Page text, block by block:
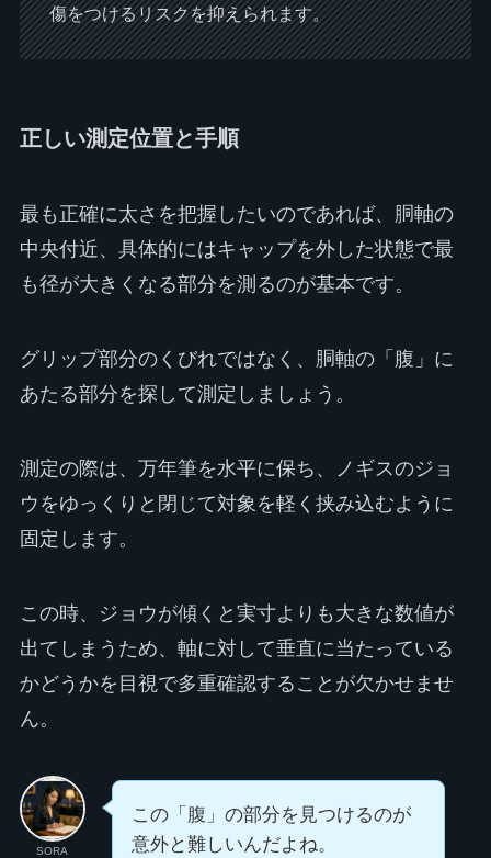
傷をつけるリスクを抑えられます。
正しい測定位置と手順
最も正確に太さを把握したいのであれば、胴軸の
中央付近、具体的にはキャップを外した状態で最
も径が大きくなる部分を測るのが基本です。
グリップ部分のくびれではなく、胴軸の「腹」に
あたる部分を探して測定しましょう。
測定の際は、万年筆を水平に保ち、ノギスのジョ
ウをゆっくりと閉じて対象を軽く挟み込むように
固定します。
この時、ジョウが傾くと実寸よりも大きな数値が
出てしまうため、軸に対して垂直に当たっている
かどうかを目視で多重確認することが欠かせませ
ん。
SORA
この「腹」の部分を見つけるのが
意外と難しいんだよね。